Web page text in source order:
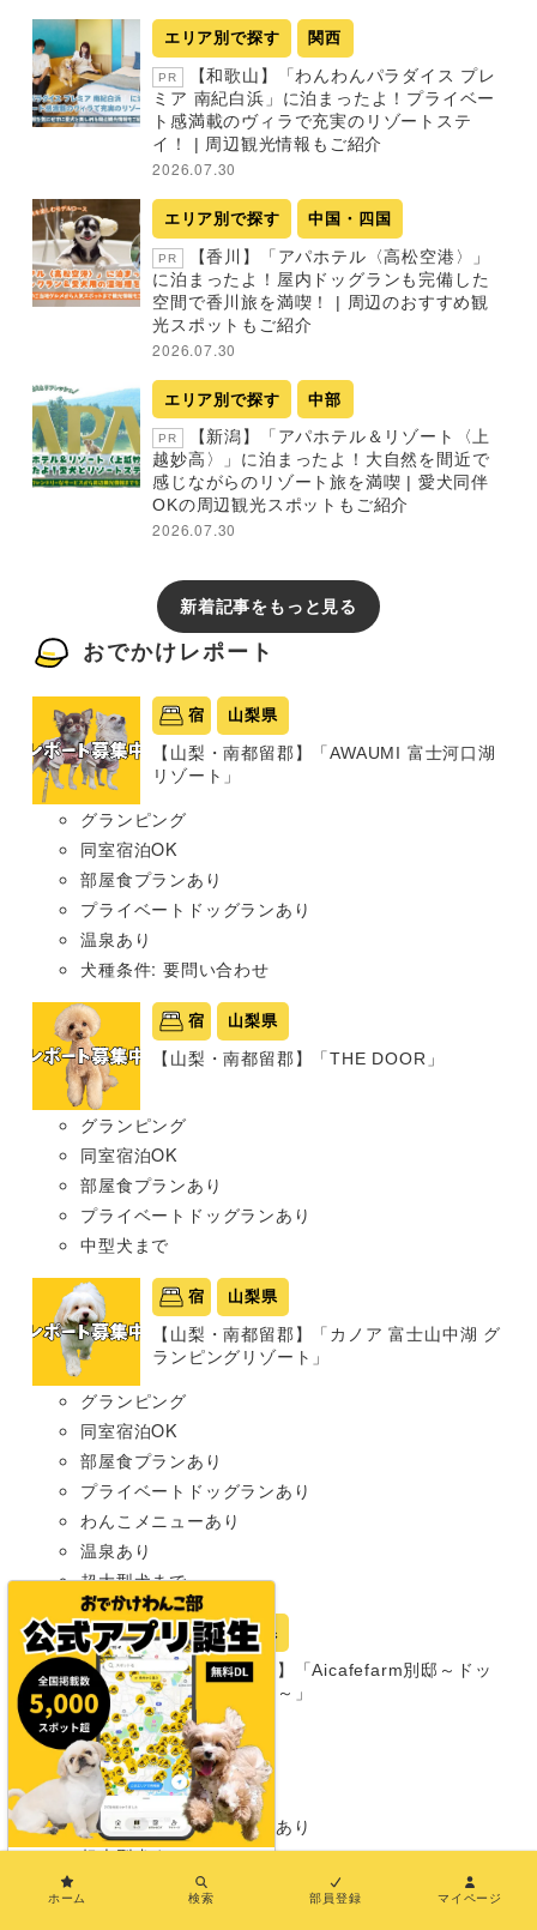
エリア別で探す 関西
PR
【和歌山】「わんわんパラダイス プレ
ミア 南紀白浜」に泊まったよ！プライベー
ト感満載のヴィラで充実のリゾートステ
イ！ | 周辺観光情報もご紹介
2026.07.30
エリア別で探す 中国・四国
PR
【香川】「アパホテル〈高松空港〉」
に泊まったよ！屋内ドッグランも完備した
空間で香川旅を満喫！ | 周辺のおすすめ観
光スポットもご紹介
2026.07.30
エリア別で探す 中部
PR
【新潟】「アパホテル＆リゾート〈上
越妙高〉」に泊まったよ！大自然を間近で
感じながらのリゾート旅を満喫 | 愛犬同伴
OKの周辺観光スポットもご紹介
2026.07.30
新着記事をもっと見る
おでかけレポート
宿 山梨県
【山梨・南都留郡】「AWAUMI 富士河口湖
リゾート」
グランピング
同室宿泊OK
部屋食プランあり
プライベートドッグランあり
温泉あり
犬種条件: 要問い合わせ
宿 山梨県
【山梨・南都留郡】「THE DOOR」
グランピング
同室宿泊OK
部屋食プランあり
プライベートドッグランあり
中型犬まで
宿 山梨県
【山梨・南都留郡】「カノア 富士山中湖 グ
ランピングリゾート」
グランピング
同室宿泊OK
部屋食プランあり
プライベートドッグランあり
わんこメニューあり
温泉あり
超大型犬まで
宿 山梨県
【山梨・北杜市】「Aicafefarm別邸～ドッ
グヴィラ八ヶ岳～」
グランピング
同室宿泊OK
部屋食プランあり
プライベートドッグランあり
超大型犬まで
宿
ホーム 検索 部員登録 マイページ